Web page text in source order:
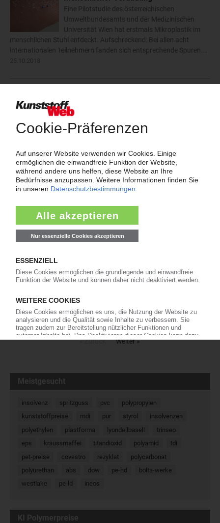
Eine Pilotstudie des österreichischen
Umweltbundesamts und der Medizinischen
Universität Wien hat erstmals Mikroplastik im
menschlichen Stuhl entdeckt. Aufschreckend: Bei allen acht
internationalen Teilnehmern fanden sich entsprechende Spuren.…
Ein neues Monitoring-System für Spritzgießformen präsentiert die
Otto Männer GmbH, Bahlingen, auf der Fakuma 2018. MoldMind
II erkennt Fehler frühzeitig und minimiert somit Stillstandzeiten. Es
schafft eine Planungsgrundlage für…18.10.2018
Männer: 6.5 mm Nenndurchmesser für enge
Einbauverhältnisse im Werkzeug
Die Heißkanaldüsenserie Slimline hat die Otto Männer GmbH,
Bahlingen, erweitert und für den Einsatz in kompakten, komplexen
Heißkanal optimiert. Auf der Fakuma 2018 wird sie erstmals…
17.10.2018
Solutions vor Ort
Auf der Fakuma 2018 wird die Barnes Group Inc. die neuesten
Technologien aus ihrem Geschäftsbereich Molding Solutions
präsentieren sich auf einem Gemeinschaftsstand in Halle A1,
Priamus und…09.10.2018
« Zurück Weiter »
Meistgesucht
insolvenz spritzguss pvc
polypropylen
kunststoffpreise
mdi pur styrol
insolvenzen
polyethylen
plastforma lyondellbasell
trinseo
eps
kraussmaffei titandioxid polyamid
tdi
pet-preise
covestro rezyklat
polycarbonat
polyurethan
abs dow pe-hd
bolta-werke
westlake
pe-ld ineos
KI Polymerpreise